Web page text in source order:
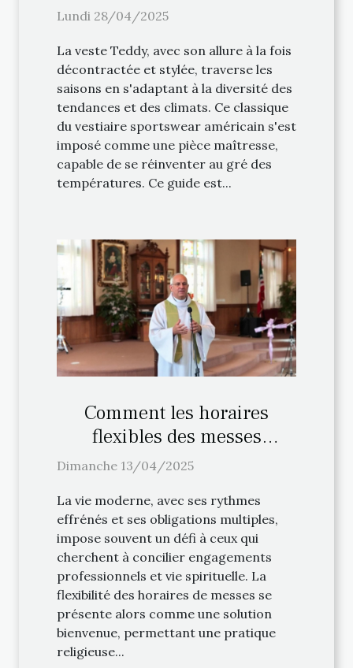
Lundi 28/04/2025
La veste Teddy, avec son allure à la fois
décontractée et stylée, traverse les
saisons en s'adaptant à la diversité des
tendances et des climats. Ce classique
du vestiaire sportswear américain s'est
imposé comme une pièce maîtresse,
capable de se réinventer au gré des
températures. Ce guide est...
Comment les horaires
flexibles des messes
facilitent la pratique
Dimanche 13/04/2025
La vie moderne, avec ses rythmes
effrénés et ses obligations multiples,
impose souvent un défi à ceux qui
cherchent à concilier engagements
professionnels et vie spirituelle. La
flexibilité des horaires de messes se
présente alors comme une solution
bienvenue, permettant une pratique
religieuse...